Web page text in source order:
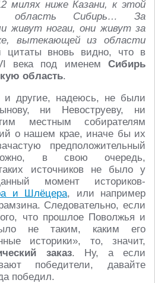
милях ниже Казани, к этой
область Сибирь… За
живут ногаи, они живут за
вытекающей из области
цитаты вновь видно, что в
века под именем Сибирь
область.
и другие, надеюсь, не были
ни Невоструеву, ни
местным собирателям
о нашем крае, иначе бы их
предположительный
в свою очередь,
источников не было у
момент историков-
и Шлёцера, или например
Следовательно, если
что прошлое Поволжья и
не таким, каким его
историки», то, значит,
заказ. Ну, а если
победители, давайте
победил.